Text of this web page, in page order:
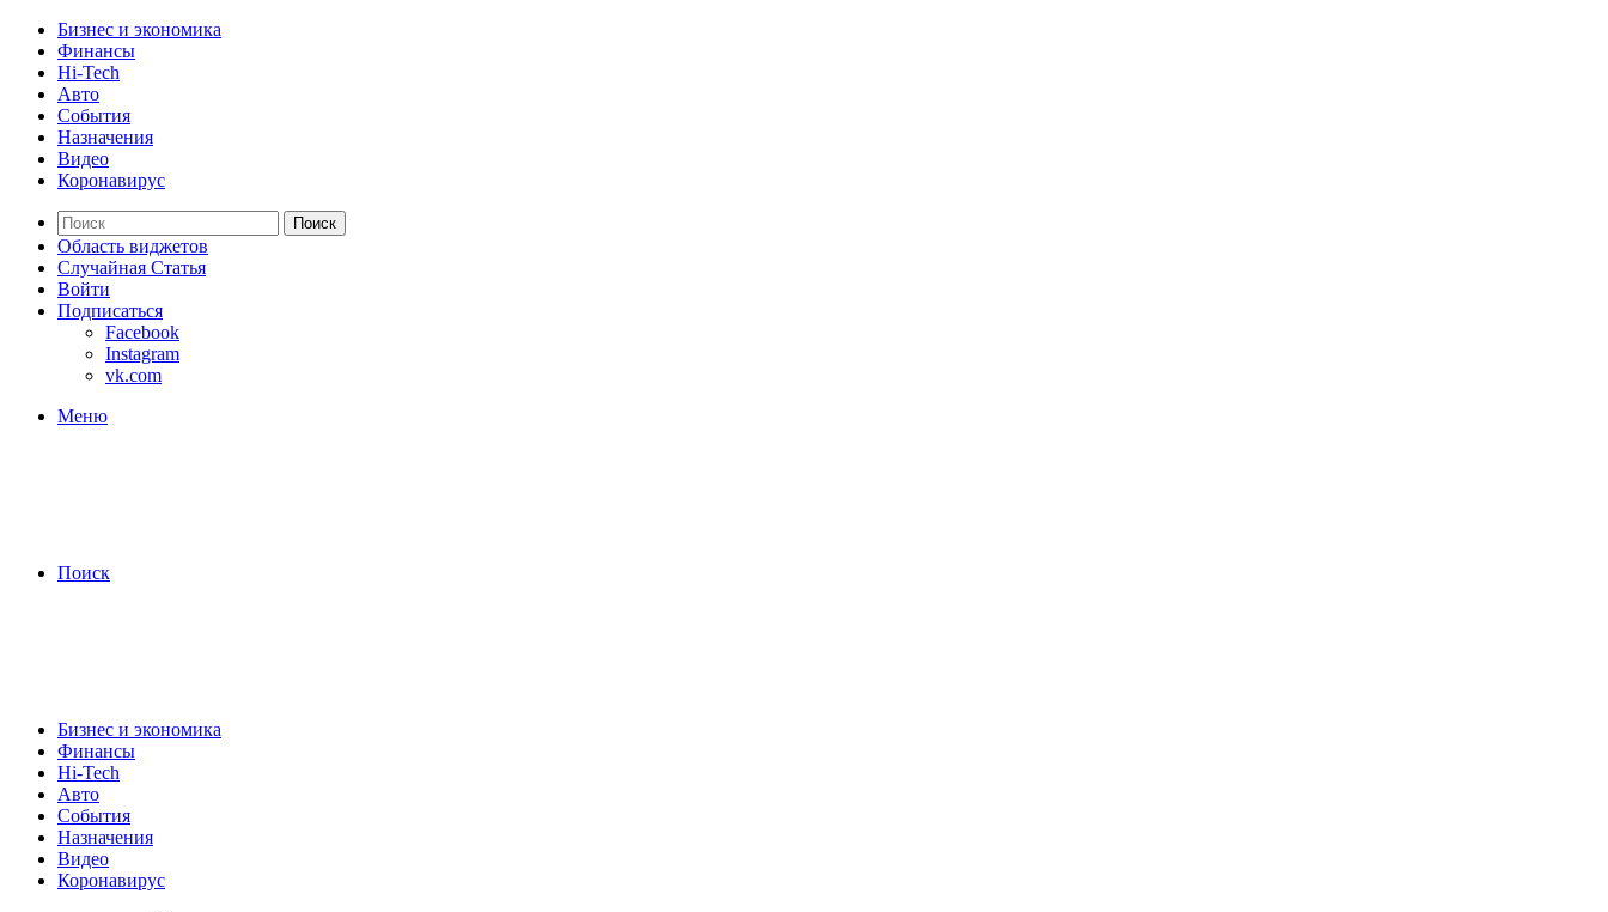
Бизнес и экономика
Финансы
Hi-Tech
Авто
События
Назначения
Видео
Коронавирус
Поиск
Область виджетов
Случайная Статья
Войти
Подписаться
Facebook
Instagram
vk.com
Меню
Поиск
Бизнес и экономика
Финансы
Hi-Tech
Авто
События
Назначения
Видео
Коронавирус